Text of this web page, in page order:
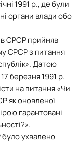
1991 р., де були
органи влади
СРСР прийняв
СРСР з питання
Датою
березня 1991 р.
на питання «Чи
як оновленої
гарантовані
ухвалено